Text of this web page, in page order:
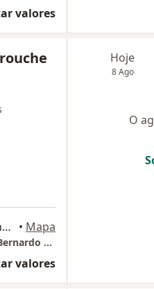
valores
Rua Américo Margonari, 109, São Bernardo do Campo • Mapa
Clínica Dr. Luciano Dias - Unidade de São Bernardo do Campo
valores
Hoje
8 Ago
O